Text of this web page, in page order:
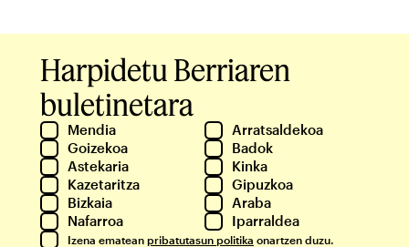
Harpidetu Berriaren
buletinetara
Mendia
Arratsaldekoa
Goizekoa
Badok
Astekaria
Kinka
Kazetaritza
Gipuzkoa
Bizkaia
Araba
Nafarroa
Iparraldea
Izena ematean pribatutasun politika onartzen duzu.